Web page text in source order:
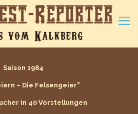
Saison 1984
– Die Felsengeier”
in 40 Vorstellungen